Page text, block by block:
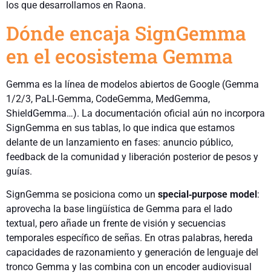
los que desarrollamos en Raona.
Dónde encaja SignGemma
en el ecosistema Gemma
Gemma es la línea de modelos abiertos de Google (Gemma
1/2/3, PaLI‑Gemma, CodeGemma, MedGemma,
ShieldGemma…). La documentación oficial aún no incorpora
SignGemma en sus tablas, lo que indica que estamos
delante de un lanzamiento en fases: anuncio público,
feedback de la comunidad y liberación posterior de pesos y
guías.
SignGemma se posiciona como un special‑purpose model :
aprovecha la base lingüística de Gemma para el lado
textual, pero añade un frente de visión y secuencias
temporales específico de señas. En otras palabras, hereda
capacidades de razonamiento y generación de lenguaje del
tronco Gemma y las combina con un encoder audiovisual